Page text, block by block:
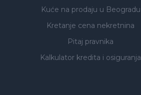
Kuće na prodaju u Beogradu
Kretanje cena nekretnina
Pitaj pravnika
Kalkulator kredita i osiguranja